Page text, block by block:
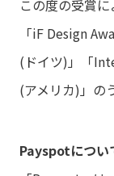
この度の受賞
「iF Design
(ドイツ)」「
(アメリカ)」の
Payspotについ